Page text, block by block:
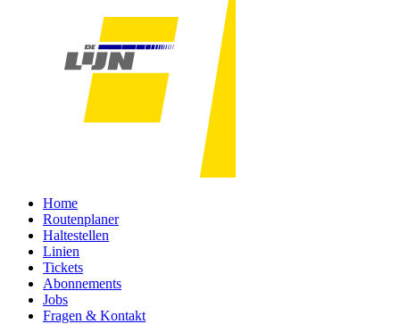
Home
Routenplaner
Haltestellen
Linien
Tickets
Abonnements
Jobs
Fragen & Kontakt